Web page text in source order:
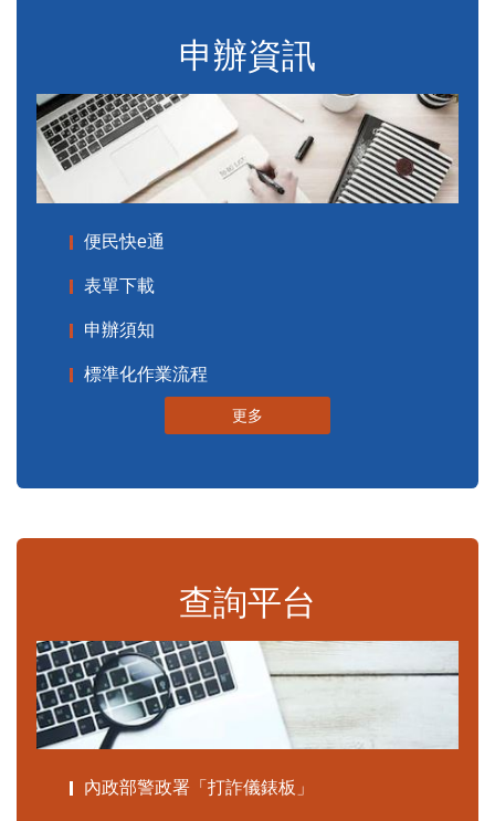
申辦資訊
便民快e通
表單下載
申辦須知
標準化作業流程
更多
查詢平台
內政部警政署「打詐儀錶板」